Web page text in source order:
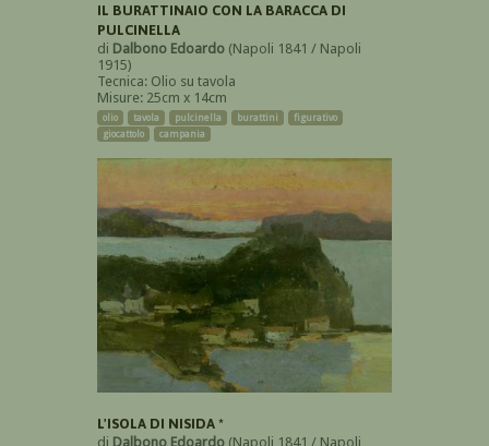
IL BURATTINAIO CON LA BARACCA DI
PULCINELLA
di Dalbono Edoardo (Napoli 1841 / Napoli
1915)
Tecnica: Olio su tavola
Misure: 25cm x 14cm
olio tavola pulcinella burattini
figurativo
giocattolo
campania
L'ISOLA DI NISIDA *
di Dalbono Edoardo (Napoli 1841 / Napoli